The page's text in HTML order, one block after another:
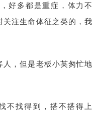
好多都是重症，体力不
注生命体征之类的，我
，但是老板小英匆忙地
不找得到，搭不搭得上